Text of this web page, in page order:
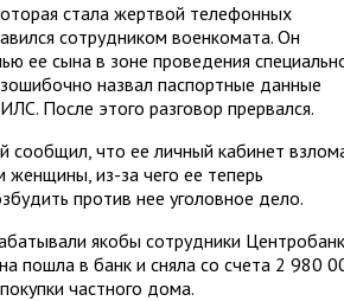
стала жертвой телефонных
сотрудником военкомата. Он
ее сына в зоне проведения
назвал паспортные данные
После этого разговор прервался.
сообщил, что ее личный кабинет
из-за чего ее теперь
против нее уголовное дело.
якобы сотрудники
пошла в банк и сняла со счета 2 980
частного дома.